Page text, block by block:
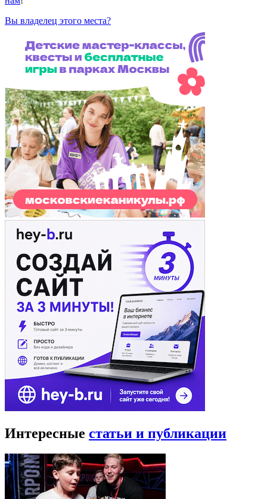
Вы владелец этого места?
Интересные статьи и публикации